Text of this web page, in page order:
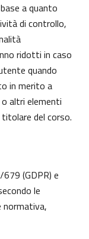
a quanto
di controllo,
ridotti in caso
quando
in merito a
altri elementi
del corso.
(GDPR) e
le
normativa,